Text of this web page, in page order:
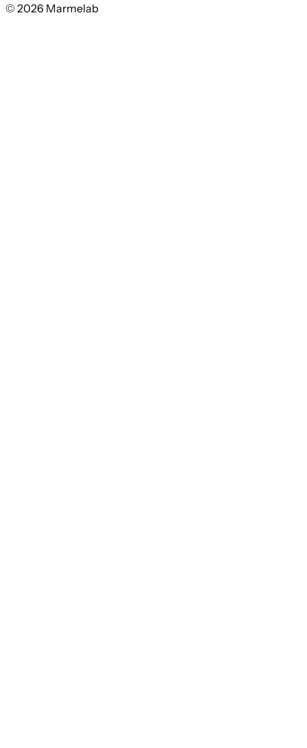
© 2026 Marmelab